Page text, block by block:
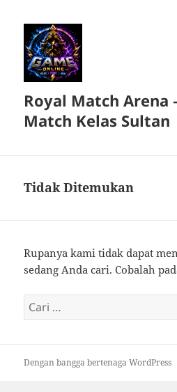
Royal Match Arena
Match Kelas Sultan
Tidak Ditemukan
Rupanya kami tidak dapat
sedang Anda cari. Cobalah
Cari
untuk:
Dengan bangga bertenaga WordPress